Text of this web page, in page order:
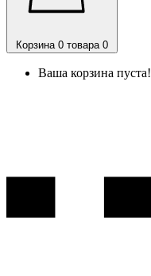
Корзина 0 товара 0
Ваша корзина пуста!